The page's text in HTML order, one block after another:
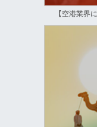
【空港業界